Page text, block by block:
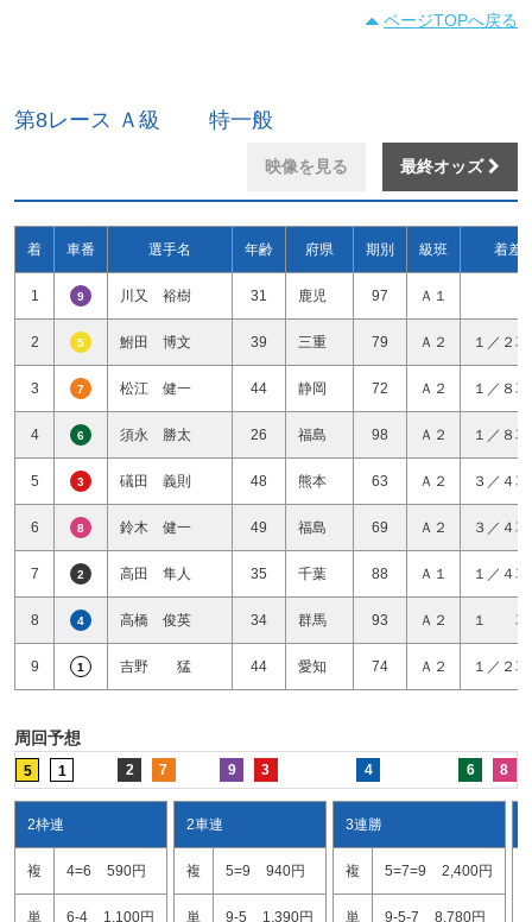
ページTOPへ戻る
第8レース Ａ級 特一般
映像を見る 最終オッズ
着 車番 選手名 年齢 府県 期別 級班 着差
1 9 川又 裕樹 31 鹿児 97 Ａ１
2 5 鮒田 博文 39 三重 79 Ａ２ １／２
3 7 松江 健一 44 静岡 72 Ａ２ １／８
4 6 須永 勝太 26 福島 98 Ａ２ １／８
5 3 礒田 義則 48 熊本 63 Ａ２ ３／４
6 8 鈴木 健一 49 福島 69 Ａ２ ３／４
7 2 高田 隼人 35 千葉 88 Ａ１ １／４
8 4 高橋 俊英 34 群馬 93 Ａ２ １ 車
9 1 吉野 猛 44 愛知 74 Ａ２ １／２
周回予想
5 1 2 7 9 3 4 6 8
2枠連
複 4=6 590円
単 6-4 1,100円
2車連
複 5=9 940円
単 9-5 1,390円
3連勝
複 5=7=9 2,400円
単 9-5-7 8,780円